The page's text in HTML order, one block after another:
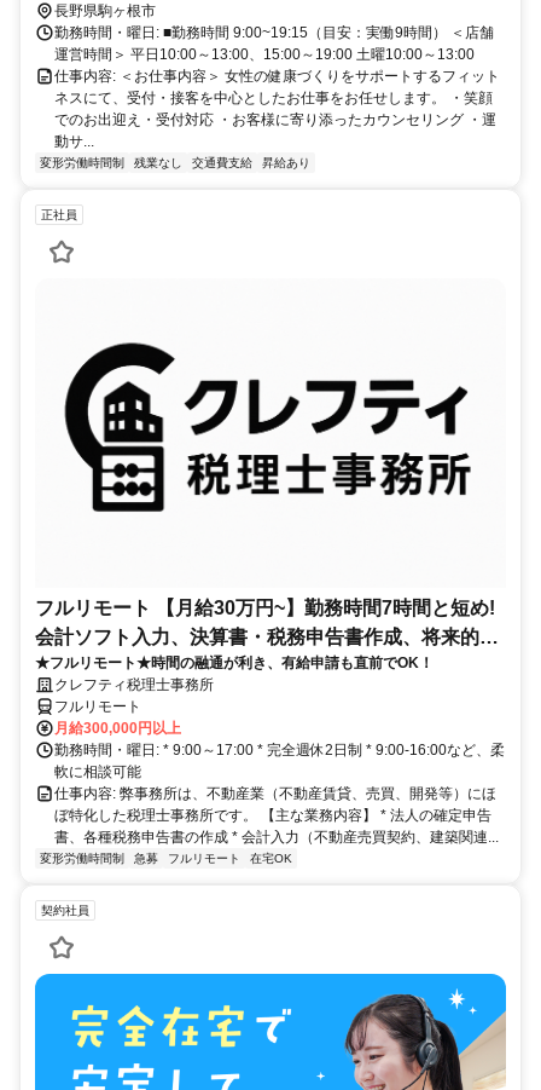
長野県駒ヶ根市
勤務時間・曜日: ■勤務時間 9:00~19:15（目安：実働9時間） ＜店舗
運営時間＞ 平日10:00～13:00、15:00～19:00 土曜10:00～13:00
仕事内容: ＜お仕事内容＞ 女性の健康づくりをサポートするフィット
ネスにて、受付・接客を中心としたお仕事をお任せします。 ・笑顔
でのお出迎え・受付対応 ・お客様に寄り添ったカウンセリング ・運
動サ...
変形労働時間制 残業なし 交通費支給 昇給あり
正社員
フルリモート 【月給30万円~】勤務時間7時間と短め!
会計ソフト入力、決算書・税務申告書作成、将来的に
決算説明も
★フルリモート★時間の融通が利き、有給申請も直前でOK！
クレフティ税理士事務所
フルリモート
月給300,000円以上
勤務時間・曜日: * 9:00～17:00 * 完全週休2日制 * 9:00-16:00など、柔
軟に相談可能
仕事内容: 弊事務所は、不動産業（不動産賃貸、売買、開発等）にほ
ぼ特化した税理士事務所です。 【主な業務内容】 * 法人の確定申告
書、各種税務申告書の作成 * 会計入力（不動産売買契約、建築関連...
変形労働時間制 急募 フルリモート 在宅OK
契約社員